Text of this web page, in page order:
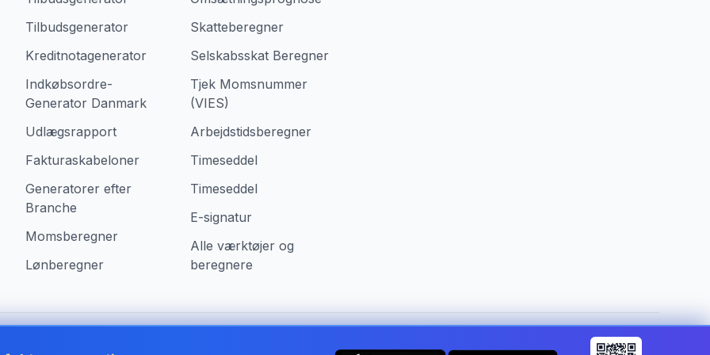
Tilbudsgenerator
Kreditnotagenerator
Indkøbsordre-
Generator Danmark
Udlægsrapport
Fakturaskabeloner
Generatorer efter
Branche
Momsberegner
Lønberegner
Skatteberegner
Selskabsskat Beregner
Tjek Momsnummer
(VIES)
Arbejdstidsberegner
Timeseddel
Timeseddel
E-signatur
Alle værktøjer og
beregnere